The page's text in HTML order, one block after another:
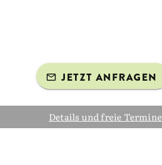
JETZT ANFRAGEN
Details und freie Termine